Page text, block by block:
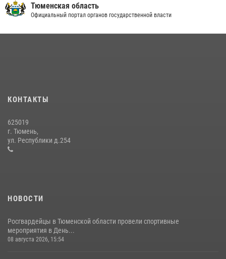
03 августа 2026, 07:23 1
Сотрудники тюменского СОБР "Сова" отработали навыки
десантирования на Урале
16 июля 2026, 10:42
Тюменская область
Официальный портал органов государственной власти
КОНТАКТЫ
625019
г. Тюмень,
ул. Республики д.254
НОВОСТИ
Росгвардейцы в Тюменской области провели спортивные
мероприятия в День...
08 августа 2026, 15:54